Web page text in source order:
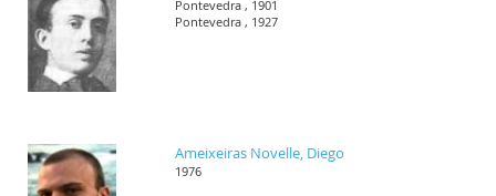
Pontevedra , 1901
Pontevedra , 1927
Ameixeiras Novelle, Diego
1976